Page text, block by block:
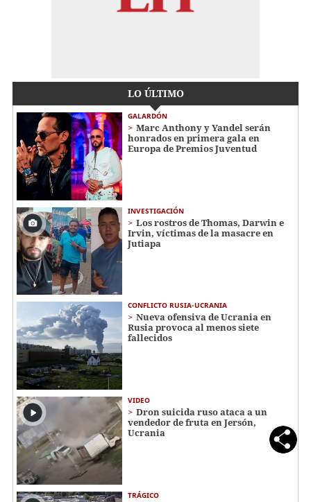
LO ÚLTIMO
GALARDÓN
Marc Anthony y Yandel serán
honrados en primera gala en
Europa de Premios Juventud
INVESTIGACIÓN
Los rostros de Thomas, Darwin e
Irvin, víctimas de la masacre en
Jutiapa
CONFLICTO RUSIA-UCRANIA
Nueva ofensiva de Ucrania en
Rusia provoca al menos siete
fallecidos
VIDEO
Dron suicida ruso ataca a un
vendedor de fruta en Jersón,
Ucrania
TRÁGICO